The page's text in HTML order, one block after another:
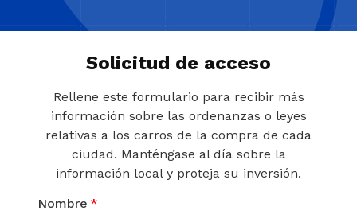
Solicitud de acceso
Rellene este formulario para recibir más
información sobre las ordenanzas o leyes
relativas a los carros de la compra de cada
ciudad. Manténgase al día sobre la
información local y proteja su inversión.
Nombre *